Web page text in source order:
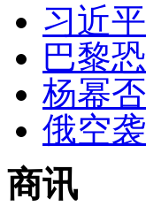
习近
巴黎
杨幂
俄空
商讯